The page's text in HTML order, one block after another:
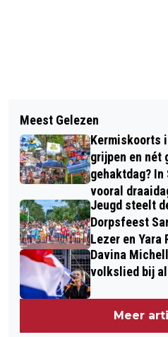
GEMEENTEN
PERMANENTE
ASIELZOEKERS
FRAAIE KATTEN
(INTER)NATIONALE
Meest Gelezen
Kermiskoorts
grijpen en nét
gehaktdag?
vooral
Jeugd steelt
Dorpsfeest
Lezer en Yara
Davina
volkslied bij
Meer